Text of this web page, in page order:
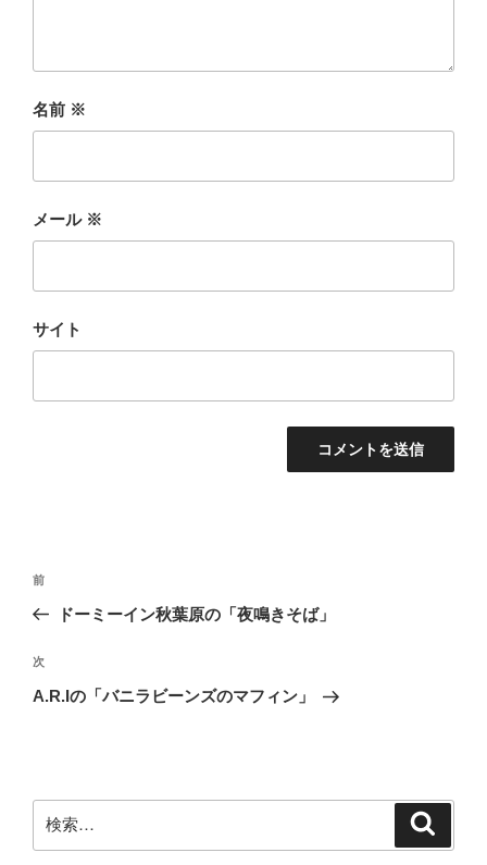
名前 ※
メール ※
サイト
投
ビ
ゲ
ン
前
の
稿
前
ドーミーイン秋葉原の「夜鳴きそば」
次
の
次
A.R.Iの「バニラビーンズのマフィン」
索: